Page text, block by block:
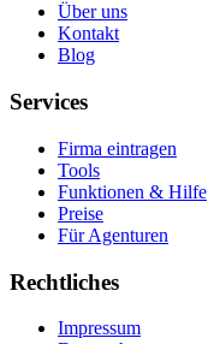
Über uns
Kontakt
Blog
Services
Firma eintragen
Tools
Funktionen & Hilfe
Preise
Für Agenturen
Rechtliches
Impressum